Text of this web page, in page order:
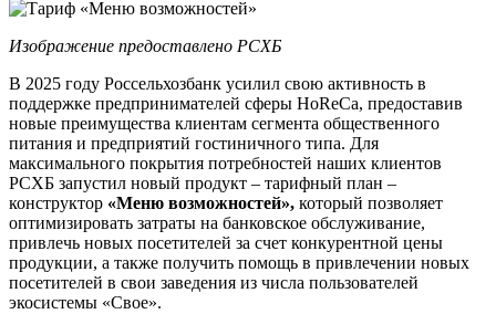
Изображение предоставлено РСХБ
В 2025 году Россельхозбанк усилил свою активность в
поддержке предпринимателей сферы HoReCa, предоставив
новые преимущества клиентам сегмента общественного
питания и предприятий гостиничного типа. Для
максимального покрытия потребностей наших клиентов
РСХБ запустил новый продукт – тарифный план –
конструктор «Меню возможностей», который позволяет
оптимизировать затраты на банковское обслуживание,
привлечь новых посетителей за счет конкурентной цены
продукции, а также получить помощь в привлечении новых
посетителей в свои заведения из числа пользователей
экосистемы «Свое».